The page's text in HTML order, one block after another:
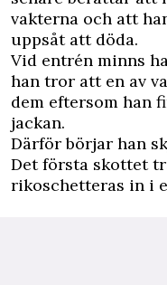
vakterna och att
uppsåt att döda.
Vid entrén minns
han tror att en av
dem eftersom han
jackan.
Därför börjar han
Det första skottet
rikoschetteras in i